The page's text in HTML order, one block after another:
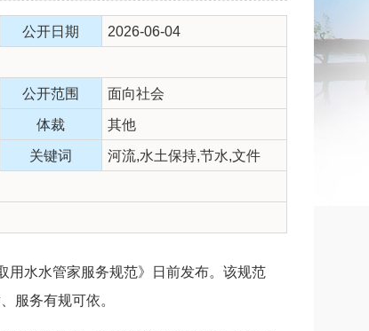
公开日期 2026-06-04
公开范围 面向社会
体裁 其他
关键词 河流,水土保持,节水,文件
水水管家服务规范》日前发布。该规范
服务有规可依。